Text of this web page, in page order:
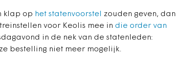
klap op het statenvoorstel zouden geven, dan
voor Keolis mee in die order van
in de nek van de statenleden:
bestelling niet meer mogelijk.